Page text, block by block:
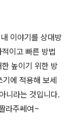
이야기를 상대방
이고 빠른 방법
높이기 위한 방
에 적용해 보세
니라는 것입니다.
라주쎄여~